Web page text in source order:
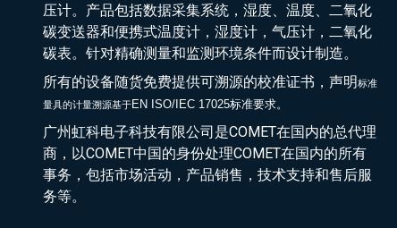
压计。产品包括数据采集系统，湿度、温度、二氧化
碳变送器和便携式温度计，湿度计，气压计，二氧化
碳表。针对精确测量和监测环境条件而设计制造。
所有的设备随货免费提供可溯源的校准证书，声明标准
量具的计量溯源基于EN ISO/IEC 17025标准要求。
广州虹科电子科技有限公司是COMET在国内的总代理
商，以COMET中国的身份处理COMET在国内的所有
事务，包括市场活动，产品销售，技术支持和售后服
务等。